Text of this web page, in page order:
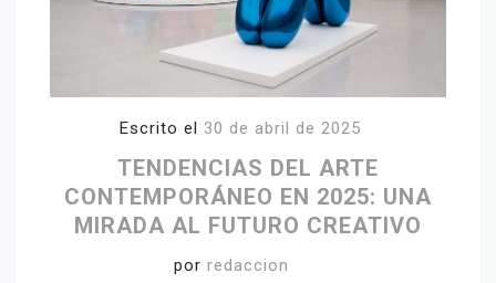
Escrito el 30 de abril de 2025
TENDENCIAS DEL ARTE
CONTEMPORÁNEO EN 2025: UNA
MIRADA AL FUTURO CREATIVO
por redaccion